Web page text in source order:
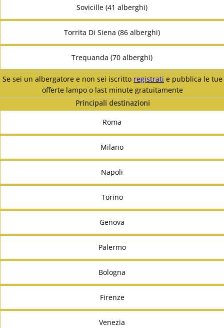
Sovicille (41 alberghi)
Torrita Di Siena (86 alberghi)
Trequanda (70 alberghi)
Se sei un albergatore e non sei iscritto registrati e pubblica le tue
offerte lampo o last minute gratuitamente
Principali destinazioni
Roma
Milano
Napoli
Torino
Genova
Palermo
Bologna
Firenze
Venezia